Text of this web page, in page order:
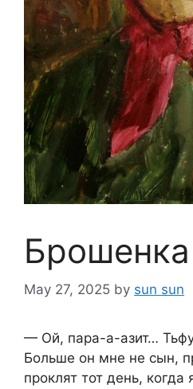
Брошенка
May 27, 2025 by sun sun
— Ой, пара-а-азит…
Больше он мне не сын,
проклят тот день,